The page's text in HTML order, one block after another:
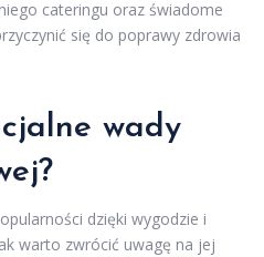
cateringu oraz świadome
się do poprawy zdrowia
wady
dzięki wygodzie i
warto zwrócić uwagę na jej